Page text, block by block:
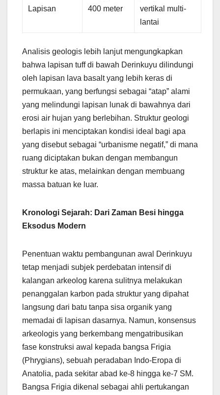
Lapisan
400 meter
vertikal multi-
lantai
Analisis geologis lebih lanjut mengungkapkan
bahwa lapisan tuff di bawah Derinkuyu dilindungi
oleh lapisan lava basalt yang lebih keras di
permukaan, yang berfungsi sebagai “atap” alami
yang melindungi lapisan lunak di bawahnya dari
erosi air hujan yang berlebihan. Struktur geologi
berlapis ini menciptakan kondisi ideal bagi apa
yang disebut sebagai “urbanisme negatif,” di mana
ruang diciptakan bukan dengan membangun
struktur ke atas, melainkan dengan membuang
massa batuan ke luar.
Kronologi Sejarah: Dari Zaman Besi hingga
Eksodus Modern
Penentuan waktu pembangunan awal Derinkuyu
tetap menjadi subjek perdebatan intensif di
kalangan arkeolog karena sulitnya melakukan
penanggalan karbon pada struktur yang dipahat
langsung dari batu tanpa sisa organik yang
memadai di lapisan dasarnya. Namun, konsensus
arkeologis yang berkembang mengatribusikan
fase konstruksi awal kepada bangsa Frigia
(Phrygians), sebuah peradaban Indo-Eropa di
Anatolia, pada sekitar abad ke-8 hingga ke-7 SM.
Bangsa Frigia dikenal sebagai ahli pertukangan